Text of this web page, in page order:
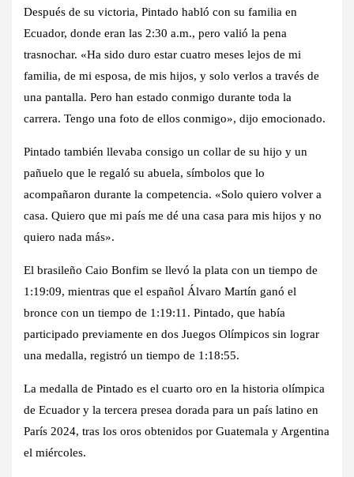
Después de su victoria, Pintado habló con su familia en
Ecuador, donde eran las 2:30 a.m., pero valió la pena
trasnochar. «Ha sido duro estar cuatro meses lejos de mi
familia, de mi esposa, de mis hijos, y solo verlos a través de
una pantalla. Pero han estado conmigo durante toda la
carrera. Tengo una foto de ellos conmigo», dijo emocionado.
Pintado también llevaba consigo un collar de su hijo y un
pañuelo que le regaló su abuela, símbolos que lo
acompañaron durante la competencia. «Solo quiero volver a
casa. Quiero que mi país me dé una casa para mis hijos y no
quiero nada más».
El brasileño Caio Bonfim se llevó la plata con un tiempo de
1:19:09, mientras que el español Álvaro Martín ganó el
bronce con un tiempo de 1:19:11. Pintado, que había
participado previamente en dos Juegos Olímpicos sin lograr
una medalla, registró un tiempo de 1:18:55.
La medalla de Pintado es el cuarto oro en la historia olímpica
de Ecuador y la tercera presea dorada para un país latino en
París 2024, tras los oros obtenidos por Guatemala y Argentina
el miércoles.